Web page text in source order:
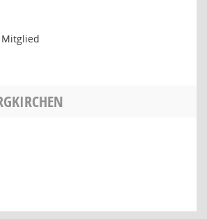
Mitglied